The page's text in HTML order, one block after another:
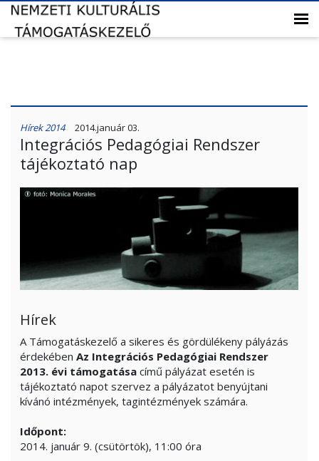
Hírek 2014 2014.január 03.
Integrációs Pedagógiai Rendszer
tájékoztató nap
Hírek
A Támogatáskezelő a sikeres és gördülékeny pályázás
érdekében Az Integrációs Pedagógiai Rendszer
2013. évi támogatása című pályázat esetén is
tájékoztató napot szervez a pályázatot benyújtani
kívánó intézmények, tagintézmények számára.
Időpont:
2014. január 9. (csütörtök), 11:00 óra